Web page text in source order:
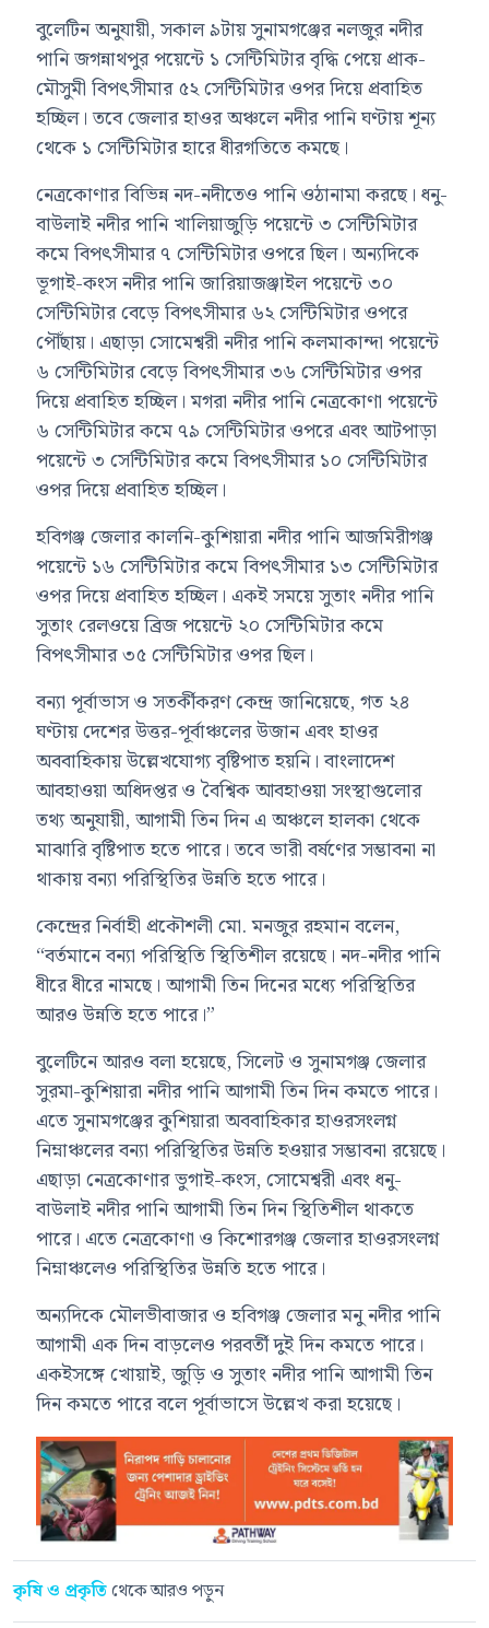
বুলেটিন অনুযায়ী, সকাল ৯টায় সুনামগঞ্জের নলজুর নদীর
পানি জগন্নাথপুর পয়েন্টে ১ সেন্টিমিটার বৃদ্ধি পেয়ে প্রাক-
মৌসুমী বিপৎসীমার ৫২ সেন্টিমিটার ওপর দিয়ে প্রবাহিত
হচ্ছিল। তবে জেলার হাওর অঞ্চলে নদীর পানি ঘণ্টায় শূন্য
থেকে ১ সেন্টিমিটার হারে ধীরগতিতে কমছে।
নেত্রকোণার বিভিন্ন নদ-নদীতেও পানি ওঠানামা করছে। ধনু-
বাউলাই নদীর পানি খালিয়াজুড়ি পয়েন্টে ৩ সেন্টিমিটার
কমে বিপৎসীমার ৭ সেন্টিমিটার ওপরে ছিল। অন্যদিকে
ভূগাই-কংস নদীর পানি জারিয়াজঞ্জাইল পয়েন্টে ৩০
সেন্টিমিটার বেড়ে বিপৎসীমার ৬২ সেন্টিমিটার ওপরে
পৌঁছায়। এছাড়া সোমেশ্বরী নদীর পানি কলমাকান্দা পয়েন্টে
৬ সেন্টিমিটার বেড়ে বিপৎসীমার ৩৬ সেন্টিমিটার ওপর
দিয়ে প্রবাহিত হচ্ছিল। মগরা নদীর পানি নেত্রকোণা পয়েন্টে
৬ সেন্টিমিটার কমে ৭৯ সেন্টিমিটার ওপরে এবং আটপাড়া
পয়েন্টে ৩ সেন্টিমিটার কমে বিপৎসীমার ১০ সেন্টিমিটার
ওপর দিয়ে প্রবাহিত হচ্ছিল।
হবিগঞ্জ জেলার কালনি-কুশিয়ারা নদীর পানি আজমিরীগঞ্জ
পয়েন্টে ১৬ সেন্টিমিটার কমে বিপৎসীমার ১৩ সেন্টিমিটার
ওপর দিয়ে প্রবাহিত হচ্ছিল। একই সময়ে সুতাং নদীর পানি
সুতাং রেলওয়ে ব্রিজ পয়েন্টে ২০ সেন্টিমিটার কমে
বিপৎসীমার ৩৫ সেন্টিমিটার ওপর ছিল।
বন্যা পূর্বাভাস ও সতর্কীকরণ কেন্দ্র জানিয়েছে, গত ২৪
ঘণ্টায় দেশের উত্তর-পূর্বাঞ্চলের উজান এবং হাওর
অববাহিকায় উল্লেখযোগ্য বৃষ্টিপাত হয়নি। বাংলাদেশ
আবহাওয়া অধিদপ্তর ও বৈশ্বিক আবহাওয়া সংস্থাগুলোর
তথ্য অনুযায়ী, আগামী তিন দিন এ অঞ্চলে হালকা থেকে
মাঝারি বৃষ্টিপাত হতে পারে। তবে ভারী বর্ষণের সম্ভাবনা না
থাকায় বন্যা পরিস্থিতির উন্নতি হতে পারে।
কেন্দ্রের নির্বাহী প্রকৌশলী মো. মনজুর রহমান বলেন,
“বর্তমানে বন্যা পরিস্থিতি স্থিতিশীল রয়েছে। নদ-নদীর পানি
ধীরে ধীরে নামছে। আগামী তিন দিনের মধ্যে পরিস্থিতির
আরও উন্নতি হতে পারে।”
বুলেটিনে আরও বলা হয়েছে, সিলেট ও সুনামগঞ্জ জেলার
সুরমা-কুশিয়ারা নদীর পানি আগামী তিন দিন কমতে পারে।
এতে সুনামগঞ্জের কুশিয়ারা অববাহিকার হাওরসংলগ্ন
নিম্নাঞ্চলের বন্যা পরিস্থিতির উন্নতি হওয়ার সম্ভাবনা রয়েছে।
এছাড়া নেত্রকোণার ভুগাই-কংস, সোমেশ্বরী এবং ধনু-
বাউলাই নদীর পানি আগামী তিন দিন স্থিতিশীল থাকতে
পারে। এতে নেত্রকোণা ও কিশোরগঞ্জ জেলার হাওরসংলগ্ন
নিম্নাঞ্চলেও পরিস্থিতির উন্নতি হতে পারে।
অন্যদিকে মৌলভীবাজার ও হবিগঞ্জ জেলার মনু নদীর পানি
আগামী এক দিন বাড়লেও পরবর্তী দুই দিন কমতে পারে।
একইসঙ্গে খোয়াই, জুড়ি ও সুতাং নদীর পানি আগামী তিন
দিন কমতে পারে বলে পূর্বাভাসে উল্লেখ করা হয়েছে।
কৃষি ও প্রকৃতি থেকে আরও পড়ুন